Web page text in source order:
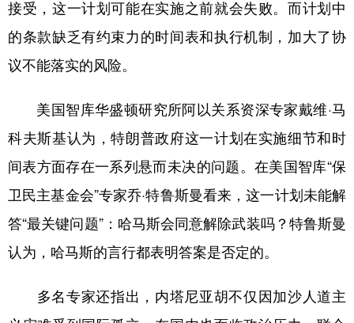
接受，这一计划可能在实施之前就会失败。而计划中
的条款缺乏有约束力的时间表和执行机制，加大了协
议不能落实的风险。
美国智库华盛顿研究所阿以关系资深专家戴维·马
科夫斯基认为，特朗普政府这一计划在实施细节和时
间表方面存在一系列悬而未决的问题。在美国智库“保
卫民主基金会”专家乔·特鲁斯曼看来，这一计划未能解
答“最关键问题”：哈马斯会同意解除武装吗？特鲁斯曼
认为，哈马斯的言行都表明答案是否定的。
多名专家还指出，内塔尼亚胡不仅因加沙人道主